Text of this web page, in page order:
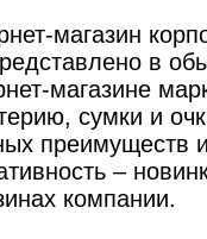
магазин
в
магазине
сумки и
преимуществ
–
компании.